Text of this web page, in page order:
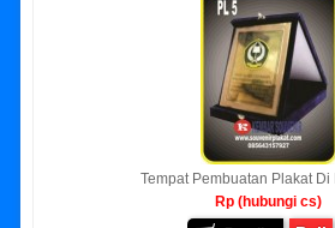
Tempat Pembuatan Plakat Di
Rp (hubungi cs)